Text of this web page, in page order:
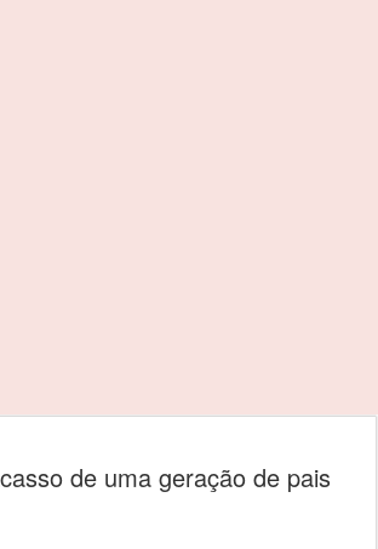
de uma geração de pais